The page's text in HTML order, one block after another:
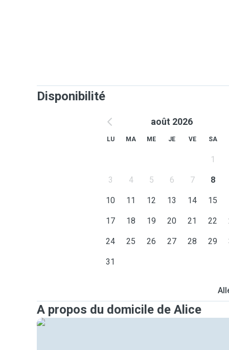
I really miss my animals and I would like to give love
always thought that being a pet sitter is a calling that
Disponibilité
août 2026
LU MA ME JE VE SA
1
3 4 5 6 7 8
10 11 12 13 14 15
17 18 19 20 21 22
24 25 26 27 28 29
31
A propos du domicile de Alice